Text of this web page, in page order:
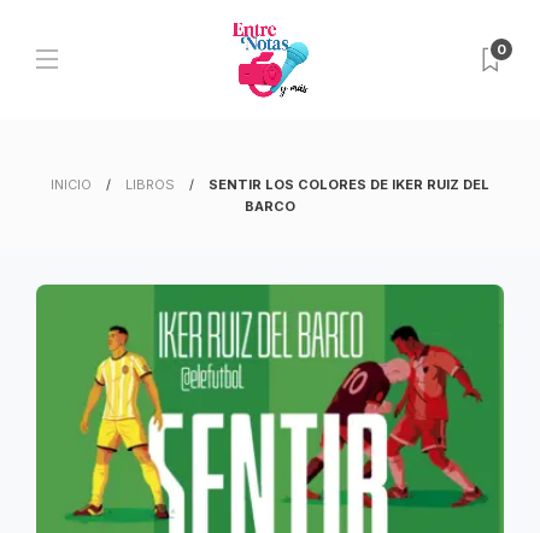
0
INICIO LIBROS
SENTIR LOS COLORES DE IKER RUIZ DEL
BARCO